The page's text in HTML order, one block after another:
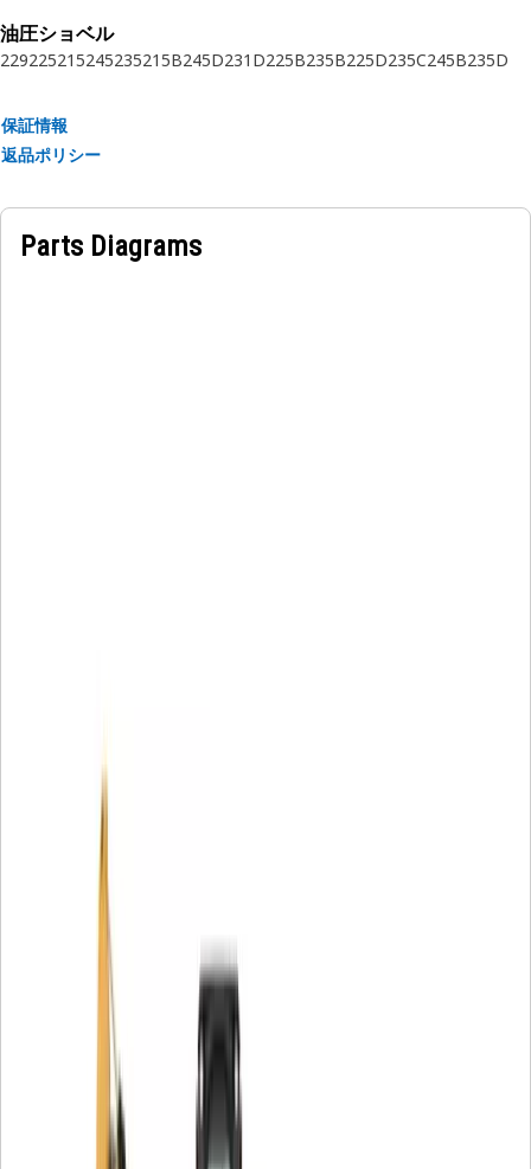
油圧ショベル
229225215245235215B245D231D225B235B225D235C245B235D
保証情報
返品ポリシー
Parts Diagrams